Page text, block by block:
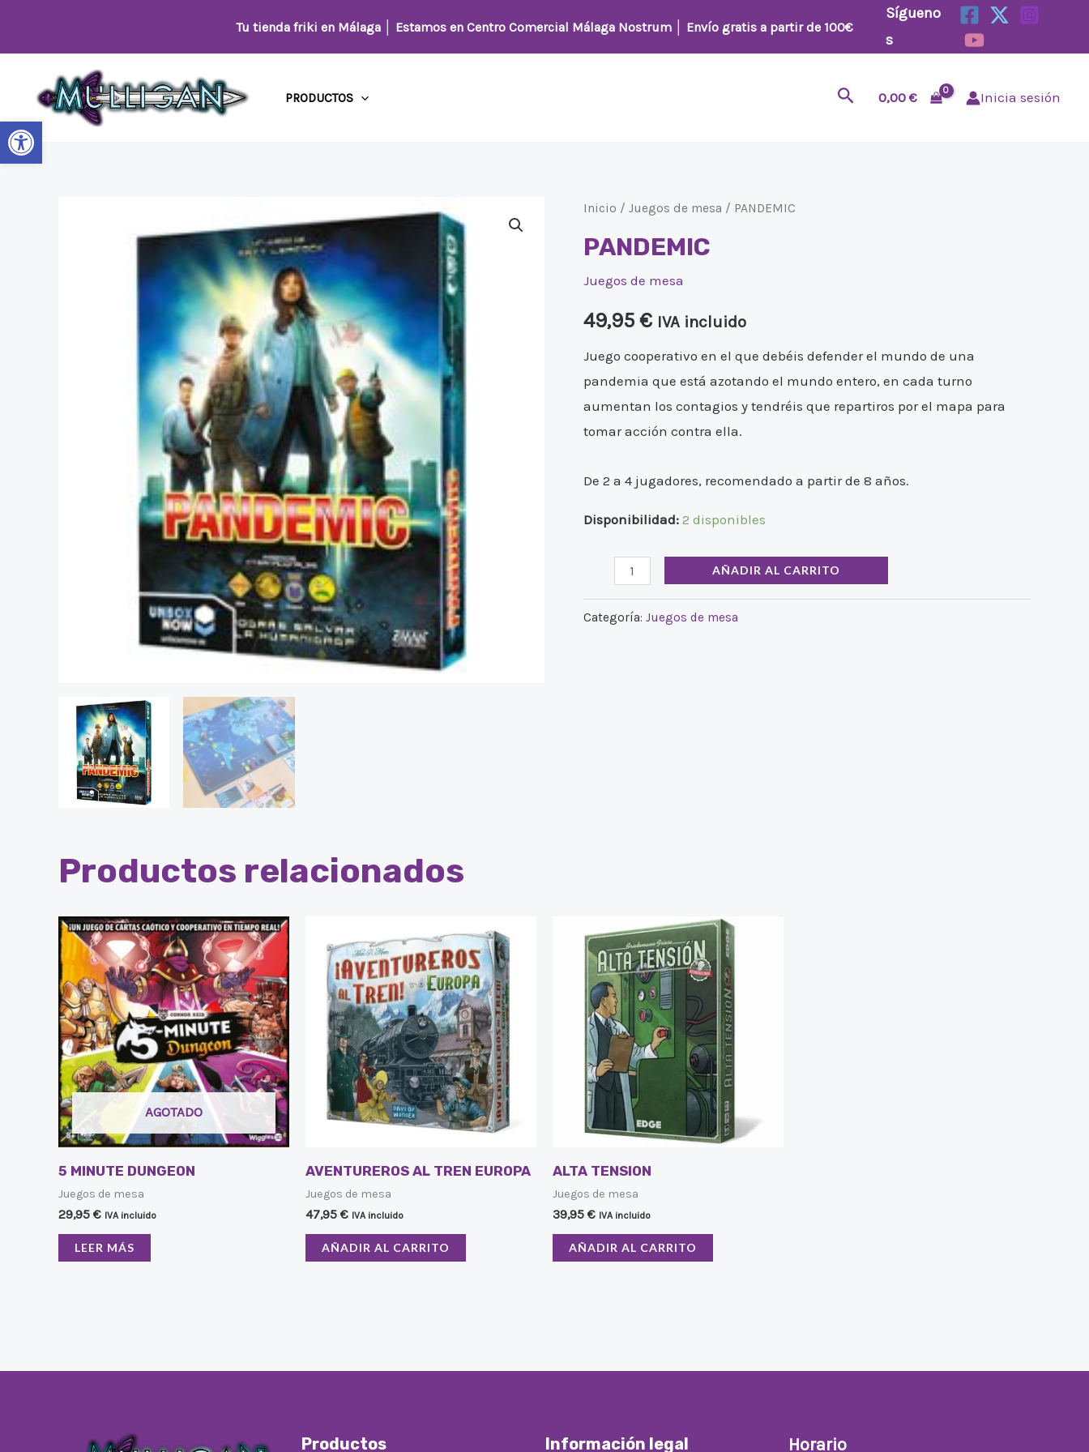
Abrir barra de herramientas
Tu tienda friki en Málaga │ Estamos en Centro Comercial Málaga Nostrum │ Envío gratis a partir de 100€
Sígueno
s
PRODUCTOS Buscar0,00 € Inicia sesión
Inicio / Juegos de mesa / PANDEMIC
PANDEMIC
Juegos de mesa
49,95 € IVA incluido
Juego cooperativo en el que debéis defender el mundo de una
pandemia que está azotando el mundo entero, en cada turno
aumentan los contagios y tendréis que repartiros por el mapa para
tomar acción contra ella.
De 2 a 4 jugadores, recomendado a partir de 8 años.
Disponibilidad: 2 disponibles
PANDEMIC
AÑADIR AL CARRITO
Categoría: Juegos de mesa
Productos relacionados
AGOTADO
5 MINUTE DUNGEON
Juegos de mesa
29,95 € IVA incluido
LEER MÁS
AVENTUREROS AL TREN EUROPA
Juegos de mesa
47,95 € IVA incluido
AÑADIR AL CARRITO
ALTA TENSION
Juegos de mesa
39,95 € IVA incluido
AÑADIR AL CARRITO
Productos Información legal Horario